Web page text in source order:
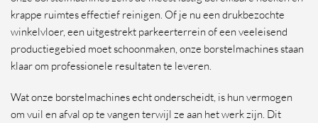
krappe ruimtes effectief reinigen. Of je nu een drukbezochte
winkelvloer, een uitgestrekt parkeerterrein of een veeleisend
productiegebied moet schoonmaken, onze borstelmachines staan
klaar om professionele resultaten te leveren.
Wat onze borstelmachines echt onderscheidt, is hun vermogen
om vuil en afval op te vangen terwijl ze aan het werk zijn. Dit